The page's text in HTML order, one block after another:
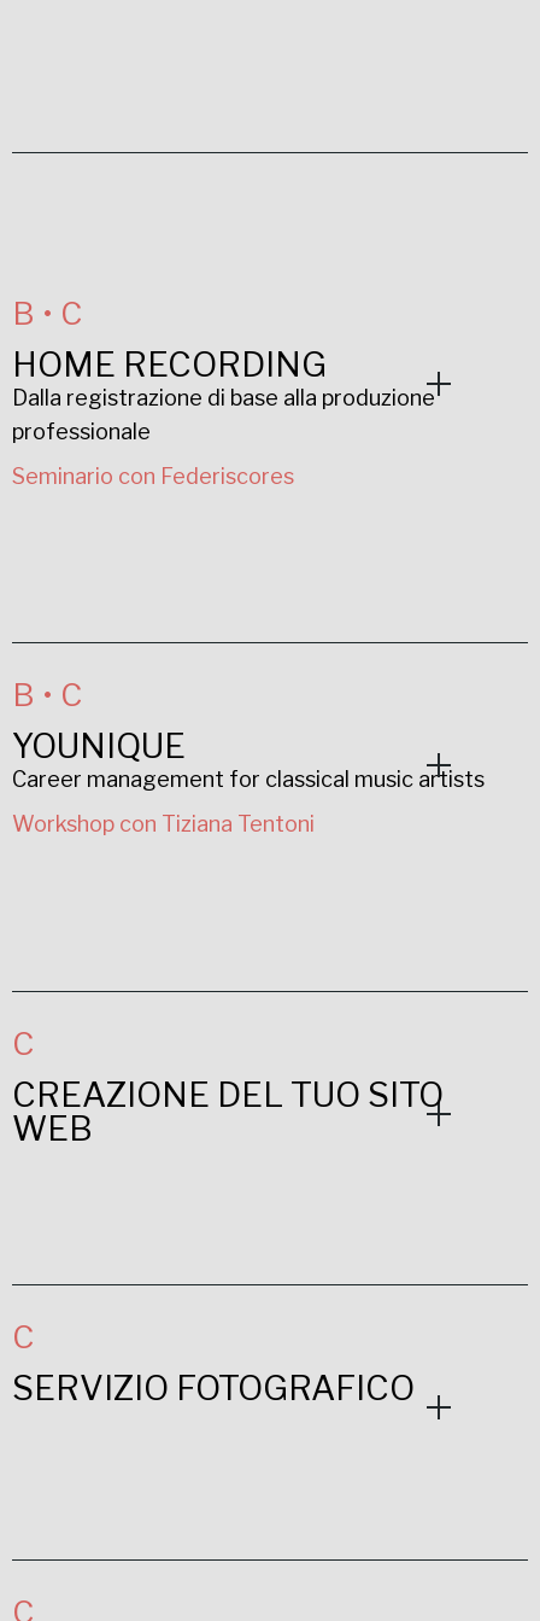
B • C
HOME RECORDING
Dalla registrazione di base alla produzione
professionale
Seminario con Federiscores
B • C
YOUNIQUE
Career management for classical music artists
Workshop con Tiziana Tentoni
C
CREAZIONE DEL TUO SITO
WEB
C
SERVIZIO FOTOGRAFICO
C